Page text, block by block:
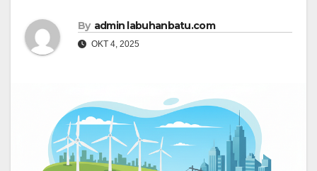
By admin labuhanbatu.com
OKT 4, 2025